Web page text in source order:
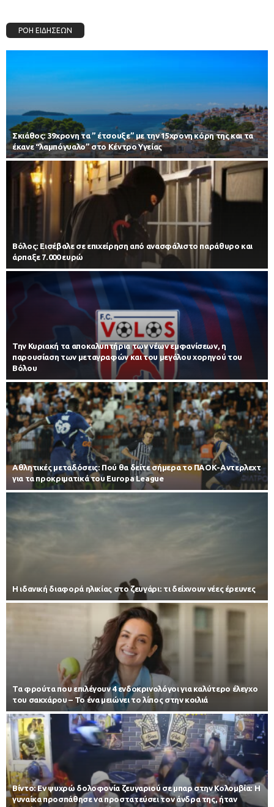
ΡΟΗ ΕΙΔΗΣΕΩΝ
Σκιάθος: 39χρονη τα ” έτσουξε” με την 15χρονη κόρη της και τα
έκανε “λαμπόγυαλο” στο Κέντρο Υγείας
Βόλος: Εισέβαλε σε επιχείρηση από ανασφάλιστο παράθυρο και
άρπαξε 7.000 ευρώ
Την Κυριακή τα αποκαλυπτήρια των νέων εμφανίσεων, η
παρουσίαση των μεταγραφών και του μεγάλου χορηγού του
Βόλου
Αθλητικές μεταδόσεις: Πού θα δείτε σήμερα το ΠΑΟΚ-Αντερλεχτ
για τα προκριματικά του Europa League
Η ιδανική διαφορά ηλικίας στο ζευγάρι: τι δείχνουν νέες έρευνες
Τα φρούτα που επιλέγουν 4 ενδοκρινολόγοι για καλύτερο έλεγχο
του σακχάρου – Το ένα μειώνει το λίπος στην κοιλιά
Βίντο: Εν ψυχρώ δολοφονία ζευγαριού σε μπαρ στην Κολομβία: Η
γυναίκα προσπάθησε να προστατεύσει τον άνδρα της, ήταν